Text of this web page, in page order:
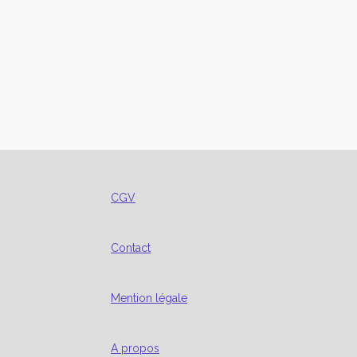
CGV
Contact
Mention légale
A propos